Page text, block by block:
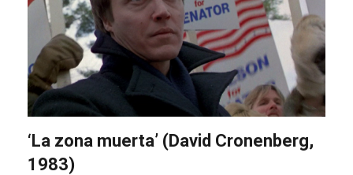
‘La zona muerta’ (David Cronenberg,
1983)